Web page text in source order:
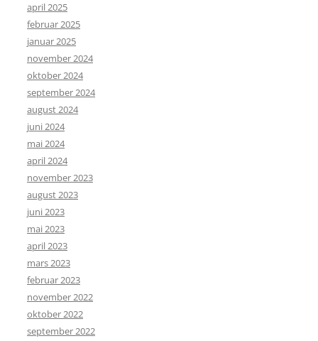
april 2025
februar 2025
januar 2025
november 2024
oktober 2024
september 2024
august 2024
juni 2024
mai 2024
april 2024
november 2023
august 2023
juni 2023
mai 2023
april 2023
mars 2023
februar 2023
november 2022
oktober 2022
september 2022